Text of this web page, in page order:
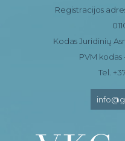
Registracijos
Kodas Juridinių
PVM kodas
Tel.